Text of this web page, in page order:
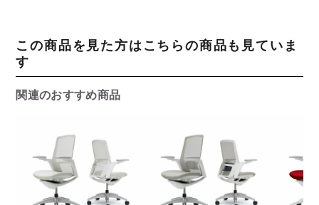
この商品を見た方はこちらの商品も見ていま
す
関連のおすすめ商品